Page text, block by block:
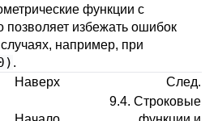
функции с
позволяет избежать ошибок
например, при
.
Наверх
След.
9.4. Строковые